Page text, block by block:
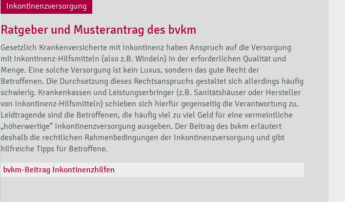
Inkontinenzversorgung
Ratgeber und Musterantrag des bvkm
Gesetzlich Krankenversicherte mit Inkontinenz haben Anspruch auf die Versorgung
mit Inkontinenz-Hilfsmitteln (also z.B. Windeln) in der erforderlichen Qualität und
Menge. Eine solche Versorgung ist kein Luxus, sondern das gute Recht der
Betroffenen. Die Durchsetzung dieses Rechtsanspruchs gestaltet sich allerdings häufig
schwierig. Krankenkassen und Leistungserbringer (z.B. Sanitätshäuser oder Hersteller
von Inkontinenz-Hilfsmitteln) schieben sich hierfür gegenseitig die Verantwortung zu.
Leidtragende sind die Betroffenen, die häufig viel zu viel Geld für eine vermeintliche
„höherwertige” Inkontinenzversorgung ausgeben. Der Beitrag des bvkm erläutert
deshalb die rechtlichen Rahmenbedingungen der Inkontinenzversorgung und gibt
hilfreiche Tipps für Betroffene.
bvkm-Beitrag Inkontinenzhilfen